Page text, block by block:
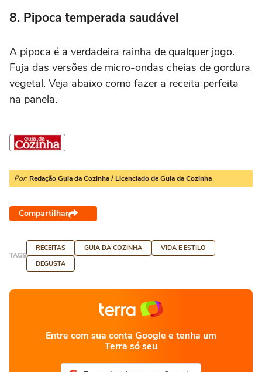
8. Pipoca temperada saudável
A pipoca é a verdadeira rainha de qualquer jogo.
Fuja das versões de micro-ondas cheias de gordura
vegetal. Veja abaixo como fazer a receita perfeita
na panela.
Por: Redação Guia da Cozinha / Licenciado de Guia da Cozinha
Compartilhar
TAGS
RECEITAS GUIA DA COZINHA
VIDA E ESTILO
DEGUSTA
Entre com sua conta Google e tenha um
Terra só seu